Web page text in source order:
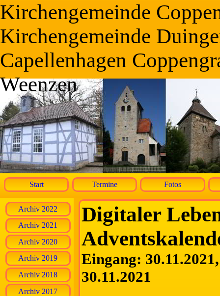
Kirchengemeinde
Kirchengemeinde
Capellenhagen
Weenzen
Start Termine Fotos
Archiv 2022
Archiv 2021
Archiv 2020
Archiv 2019
Archiv 2018
Archiv 2017
Digitaler
Eingang:
30.11.2021